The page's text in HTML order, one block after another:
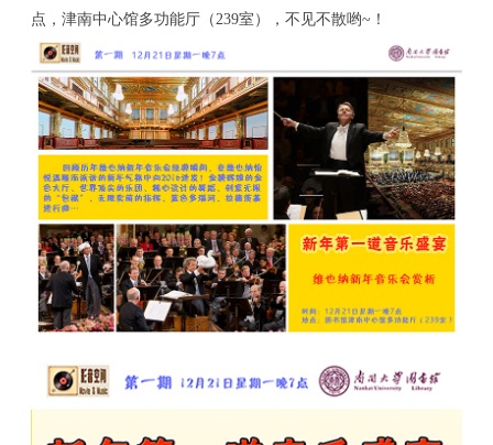
点，津南中心馆多功能厅（ 239室），不见不散哟~ ！